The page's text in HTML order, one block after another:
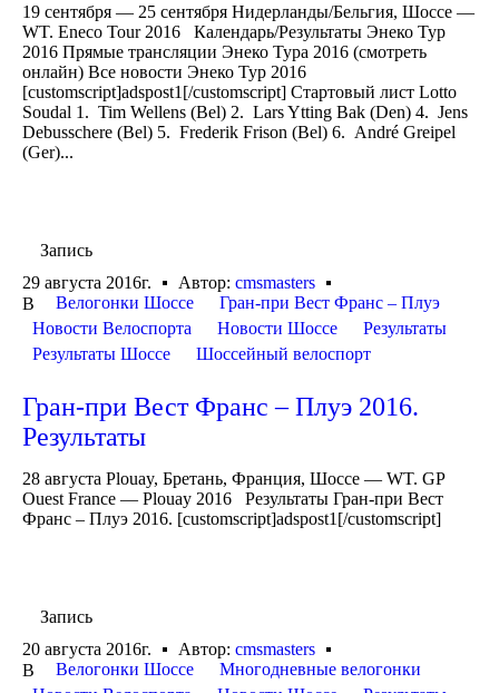
19 сентября — 25 сентября Нидерланды/Бельгия, Шоссе —
WT. Eneco Tour 2016 Календарь/Результаты Энеко Тур
2016 Прямые трансляции Энеко Тура 2016 (смотреть
онлайн) Все новости Энеко Тур 2016
[customscript]adspost1[/customscript] Стартовый лист Lotto
Soudal 1. Tim Wellens (Bel) 2. Lars Ytting Bak (Den) 4. Jens
Debusschere (Bel) 5. Frederik Frison (Bel) 6. André Greipel
(Ger)...
Запись
29 августа 2016г.
Автор: cmsmasters
В
Велогонки Шоссе
Гран-при Вест Франс – Плуэ
Новости Велоспорта
Новости Шоссе
Результаты
Результаты Шоссе
Шоссейный велоспорт
Гран-при Вест Франс – Плуэ 2016.
Результаты
28 августа Plouay, Бретань, Франция, Шоссе — WT. GP
Ouest France — Plouay 2016 Результаты Гран-при Вест
Франс – Плуэ 2016. [customscript]adspost1[/customscript]
Запись
20 августа 2016г.
Автор: cmsmasters
В
Велогонки Шоссе
Многодневные велогонки